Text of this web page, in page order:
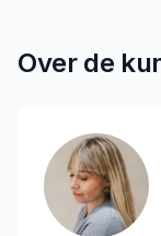
Over de